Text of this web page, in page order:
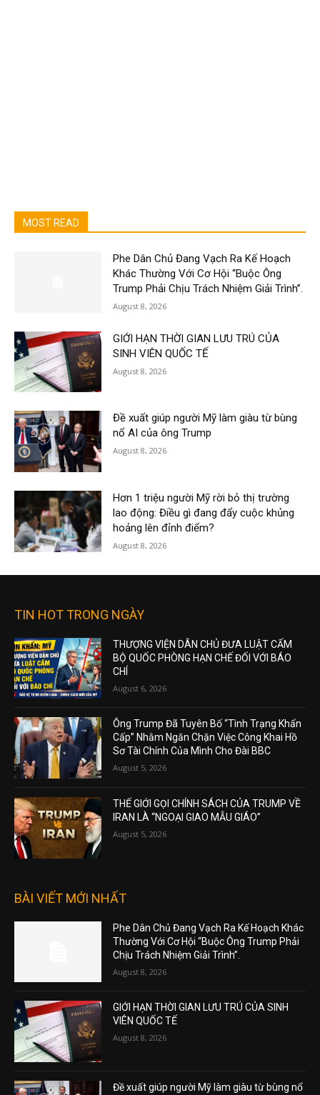
MOST READ
Phe Dân Chủ Đang Vạch Ra Kế Hoạch
Khác Thường Với Cơ Hội “Buộc Ông
Trump Phải Chịu Trách Nhiệm Giải Trình”.
August 8, 2026
GIỚI HẠN THỜI GIAN LƯU TRÚ CỦA
SINH VIÊN QUỐC TẾ
August 8, 2026
Đề xuất giúp người Mỹ làm giàu từ bùng
nổ AI của ông Trump
August 8, 2026
Hơn 1 triệu người Mỹ rời bỏ thị trường
lao động: Điều gì đang đẩy cuộc khủng
hoảng lên đỉnh điểm?
August 8, 2026
TIN HOT TRONG NGÀY
THƯỢNG VIỆN DÂN CHỦ ĐƯA LUẬT CẤM
BỘ QUỐC PHÒNG HẠN CHẾ ĐỐI VỚI BÁO
CHÍ
August 6, 2026
Ông Trump Đã Tuyên Bố “Tình Trạng Khẩn
Cấp” Nhằm Ngăn Chặn Việc Công Khai Hồ
Sơ Tài Chính Của Mình Cho Đài BBC
August 5, 2026
THẾ GIỚI GỌI CHÍNH SÁCH CỦA TRUMP VỀ
IRAN LÀ “NGOẠI GIAO MẪU GIÁO”
August 5, 2026
BÀI VIẾT MỚI NHẤT
Phe Dân Chủ Đang Vạch Ra Kế Hoạch Khác
Thường Với Cơ Hội “Buộc Ông Trump Phải
Chịu Trách Nhiệm Giải Trình”.
August 8, 2026
GIỚI HẠN THỜI GIAN LƯU TRÚ CỦA SINH
VIÊN QUỐC TẾ
August 8, 2026
Đề xuất giúp người Mỹ làm giàu từ bùng nổ